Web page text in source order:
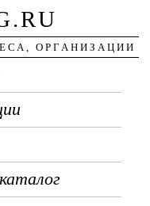
ОРГАНИЗАЦИИ